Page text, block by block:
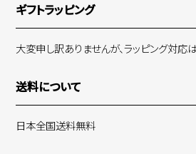
ギフトラッピング
大変申し訳ありませんが、ラッピング対応
送料について
日本全国送料無料